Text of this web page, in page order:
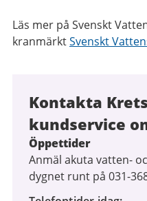
Läs mer på Svenskt
kranmärktSvenskt
Kontakta
kundservice
Öppettider
Anmäl akuta vatten-
dygnet runt på 031-